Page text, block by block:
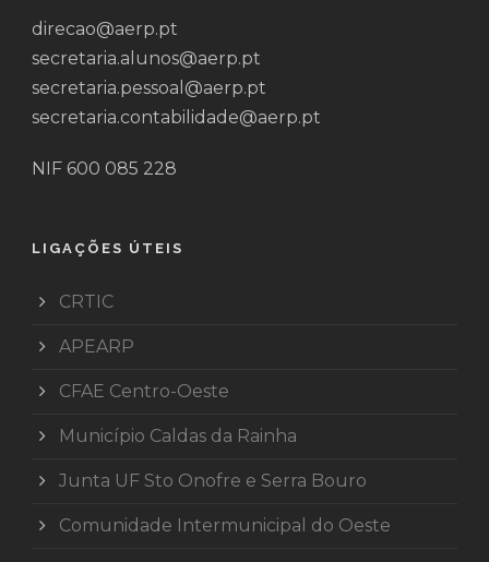
direcao@aerp.pt
secretaria.alunos@aerp.pt
secretaria.pessoal@aerp.pt
secretaria.contabilidade@aerp.pt
NIF 600 085 228
LIGAÇÕES ÚTEIS
CRTIC
APEARP
CFAE Centro-Oeste
Município Caldas da Rainha
Junta UF Sto Onofre e Serra Bouro
Comunidade Intermunicipal do Oeste